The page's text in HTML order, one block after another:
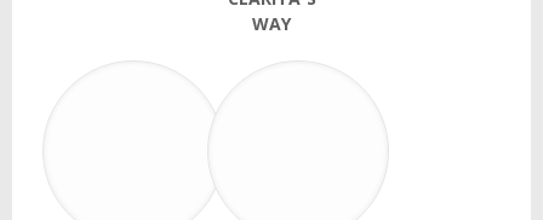
WAY